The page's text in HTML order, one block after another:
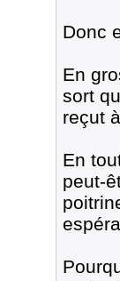
Donc
En
sort
reçut
En
peut-